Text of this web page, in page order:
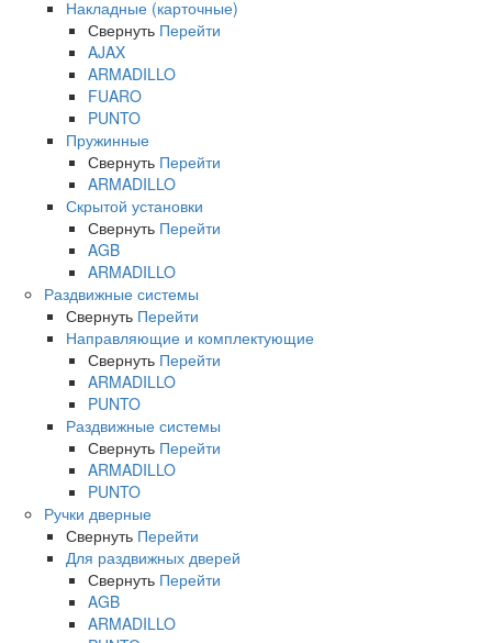
Накладные (карточные)
Свернуть Перейти
AJAX
ARMADILLO
FUARO
PUNTO
Пружинные
Свернуть Перейти
ARMADILLO
Скрытой установки
Свернуть Перейти
AGB
ARMADILLO
Раздвижные системы
Свернуть Перейти
Направляющие и комплектующие
Свернуть Перейти
ARMADILLO
PUNTO
Раздвижные системы
Свернуть Перейти
ARMADILLO
PUNTO
Ручки дверные
Свернуть Перейти
Для раздвижных дверей
Свернуть Перейти
AGB
ARMADILLO